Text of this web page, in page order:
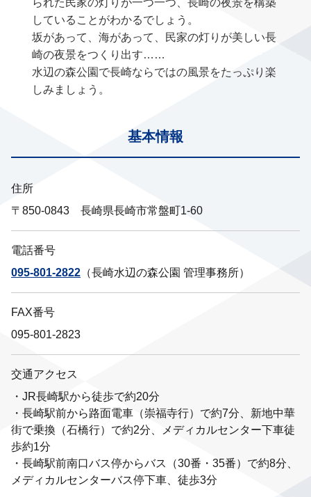
られた民家の灯りが一つ一つ、長崎の夜景を構築
していることがわかるでしょう。
坂があって、海があって、民家の灯りが美しい長
崎の夜景をつくり出す……
水辺の森公園で長崎ならではの風景をたっぷり楽
しみましょう。
基本情報
住所
〒850-0843 長崎県長崎市常盤町1-60
電話番号
095-801-2822 （長崎水辺の森公園 管理事務所）
FAX番号
095-801-2823
交通アクセス
・JR長崎駅から徒歩で約20分
・長崎駅前から路面電車（崇福寺行）で約7分、新地中華
街で乗換（石橋行）で約2分、メディカルセンター下車徒
歩約1分
・長崎駅前南口バス停からバス（30番・35番）で約8分、
メディカルセンターバス停下車、徒歩3分